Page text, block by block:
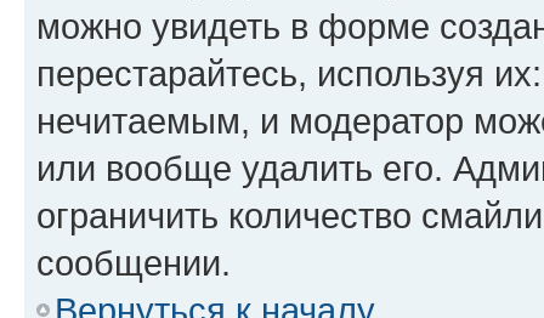
можно увидеть в форме
перестарайтесь, используя
нечитаемым, и модератор
или вообще удалить его.
ограничить количество
сообщении.